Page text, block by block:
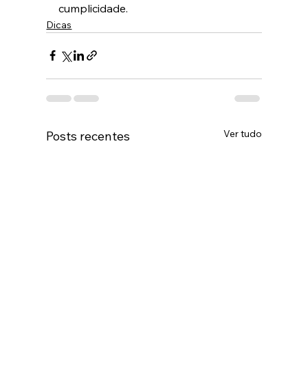
cumplicidade.
Dicas
Posts recentes Ver tudo